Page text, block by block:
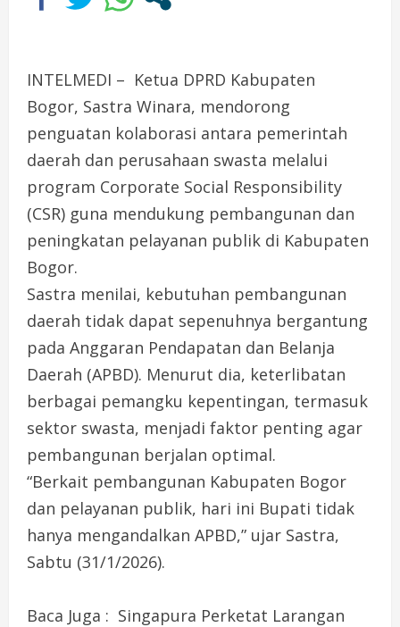
INTELMEDI – Ketua DPRD Kabupaten
Bogor, Sastra Winara, mendorong
penguatan kolaborasi antara pemerintah
daerah dan perusahaan swasta melalui
program Corporate Social Responsibility
(CSR) guna mendukung pembangunan dan
peningkatan pelayanan publik di Kabupaten
Bogor.
Sastra menilai, kebutuhan pembangunan
daerah tidak dapat sepenuhnya bergantung
pada Anggaran Pendapatan dan Belanja
Daerah (APBD). Menurut dia, keterlibatan
berbagai pemangku kepentingan, termasuk
sektor swasta, menjadi faktor penting agar
pembangunan berjalan optimal.
“Berkait pembangunan Kabupaten Bogor
dan pelayanan publik, hari ini Bupati tidak
hanya mengandalkan APBD,” ujar Sastra,
Sabtu (31/1/2026).
Baca Juga : Singapura Perketat Larangan